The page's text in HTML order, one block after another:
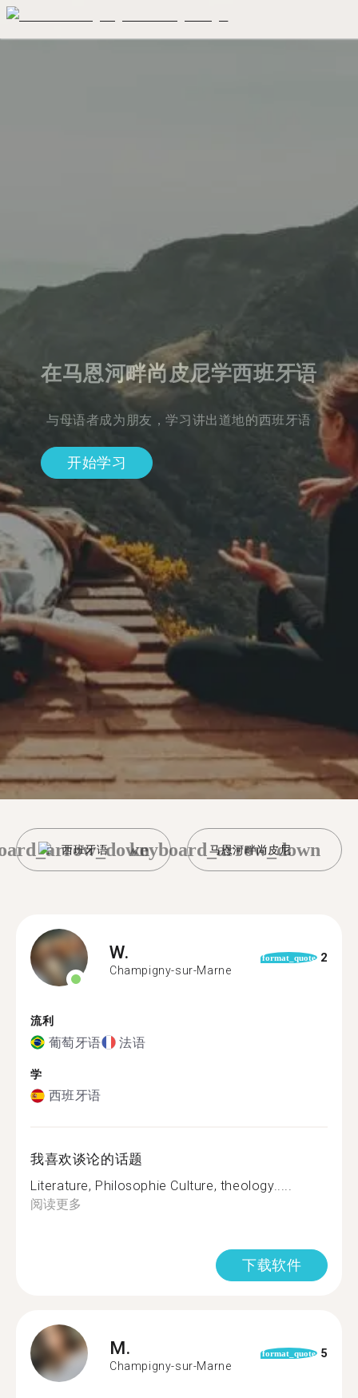
在马恩河畔尚皮尼学西班牙语
与母语者成为朋友，学习讲出道地的西班牙语
开始学习
西班牙语 马恩河畔尚皮尼
keyboard_arrow_down
W.
Champigny-sur-Marne
format_quote 2
流利
葡萄牙语 法语
学
西班牙语
我喜欢谈论的话题
Literature, Philosophie Culture, theology.....
阅读更多
下载软件
M.
Champigny-sur-Marne
format_quote 5